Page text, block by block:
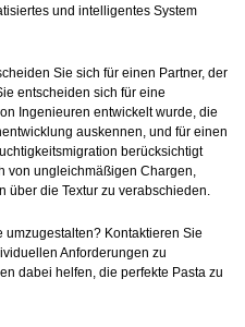
und intelligentes System
Sie sich für einen Partner, der
entscheiden sich für eine
Ingenieuren entwickelt wurde, die
auskennen, und für einen
berücksichtigt
von ungleichmäßigen Chargen,
über die Textur zu verabschieden.
Kontaktieren Sie
Anforderungen zu
dabei helfen, die perfekte Pasta zu